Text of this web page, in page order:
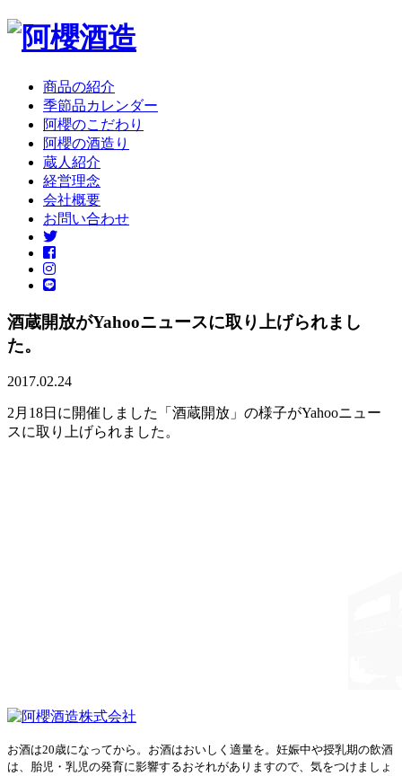
商品の紹介
季節品カレンダー
阿櫻のこだわり
阿櫻の酒造り
蔵人紹介
経営理念
会社概要
お問い合わせ
酒蔵開放がYahooニュースに取り上げられまし
た。
2017.02.24
2月18日に開催しました「酒蔵開放」の様子がYahooニュー
スに取り上げられました。
お酒は20歳になってから。お酒はおいしく適量を。妊娠中や授乳期の飲酒
は、胎児・乳児の発育に影響するおそれがありますので、気をつけましょ